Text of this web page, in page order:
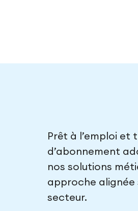
Prêt à l’emploi
d’abonnement
nos solutions
approche alignée
secteur.